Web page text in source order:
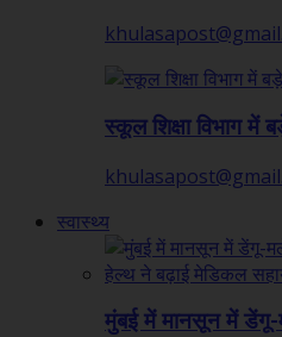
स्कूल शिक्षा विभाग में
स्वास्थ्य
मुंबई में मानसून में